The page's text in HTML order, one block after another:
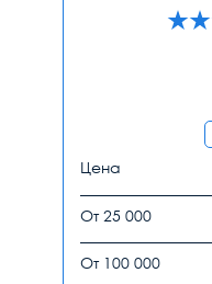
Цена
От 25 000
От 100 000